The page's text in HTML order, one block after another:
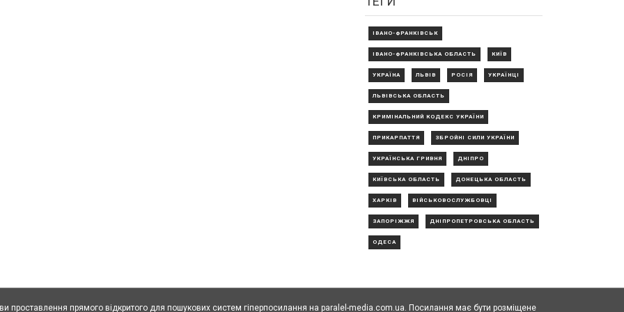
ІВАНО-ФРАНКІВСЬК
ІВАНО-ФРАНКІВСЬКА ОБЛАСТЬ КИЇВ
УКРАЇНА ЛЬВІВ РОСІЯ УКРАЇНЦІ
ЛЬВІВСЬКА ОБЛАСТЬ
КРИМІНАЛЬНИЙ КОДЕКС УКРАЇНИ
ПРИКАРПАТТЯ ЗБРОЙНІ СИЛИ УКРАЇНИ
УКРАЇНСЬКА ГРИВНЯ ДНІПРО
КИЇВСЬКА ОБЛАСТЬ ДОНЕЦЬКА ОБЛАСТЬ
ХАРКІВ ВІЙСЬКОВОСЛУЖБОВЦІ
ЗАПОРІЖЖЯ ДНІПРОПЕТРОВСЬКА ОБЛАСТЬ
ОДЕСА
проставлення прямого відкритого для пошукових систем гіперпосилання на paralel-media.com.ua. Посилання має бути розміщене